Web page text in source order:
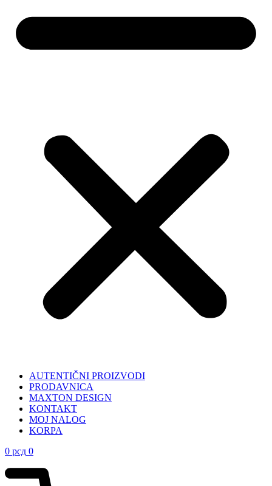
AUTENTIČNI PROIZVODI
PRODAVNICA
MAXTON DESIGN
KONTAKT
MOJ NALOG
KORPA
0 рсд 0